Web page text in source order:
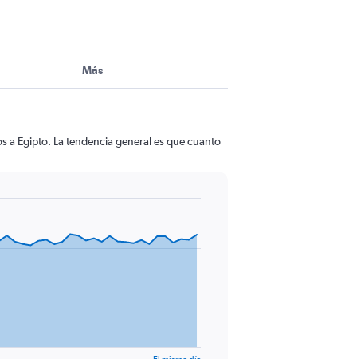
Más
a Egipto. La tendencia general es que cuanto